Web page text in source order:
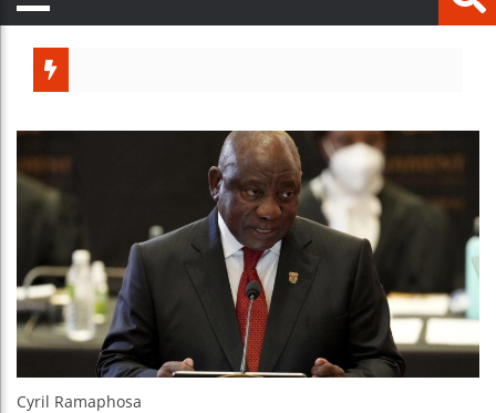
Cyril Ramaphosa